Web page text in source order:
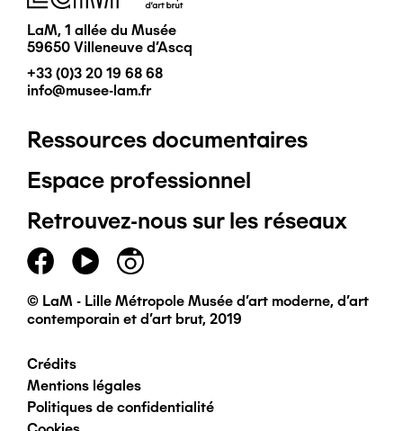
LaM, 1 allée du Musée
59650 Villeneuve d'Ascq
+33 (0)3 20 19 68 68
info@musee-lam.fr
Pied
de
page
principal
Ressources documentaires
Espace professionnel
Retrouvez-nous sur les réseaux
© LaM - Lille Métropole Musée d'art moderne, d'art
contemporain et d'art brut, 2019
Pied
de
Crédits
Mentions légales
Politiques de confidentialité